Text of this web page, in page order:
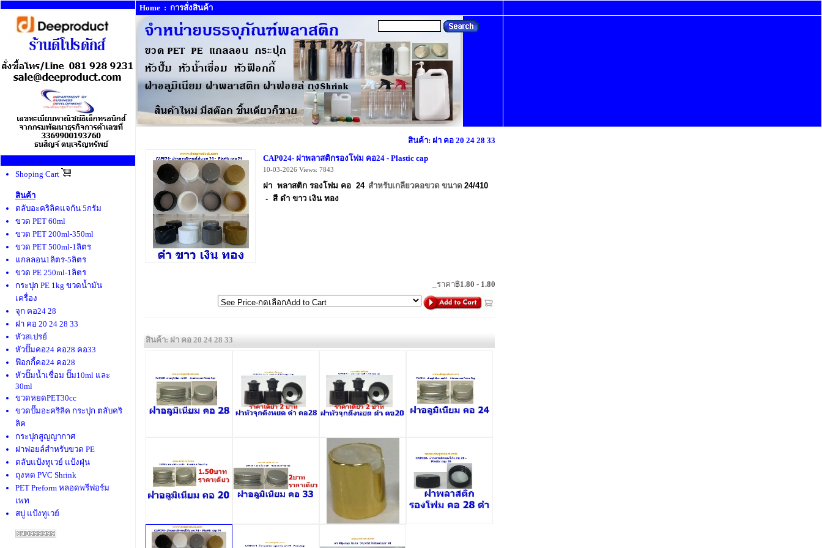
Shoping Cart
สินค้า
ตลับอะคริลิคแจกัน 5กรัม
ขวด PET 60ml
ขวด PET 200ml-350ml
ขวด PET 500ml-1ลิตร
แกลลอน1ลิตร-5ลิตร
ขวด PE 250ml-1ลิตร
กระปุก PE 1kg ขวดน้ำมัน
เครื่อง
จุก คอ24 28
ฝา คอ 20 24 28 33
หัวสเปรย์
หัวปั๊มคอ24 คอ28 คอ33
ฟ๊อกกี้คอ24 คอ28
หัวปั๊มน้ำเชื่อม ปั๊ม10ml และ
30ml
ขวดหยดPET30cc
ขวดปั๊มอะคริลิค กระปุก ตลับคริ
ลิค
กระปุกสูญญากาศ
ฝาฟอยล์สำหรับขวด PE
ตลับแป้งทูเวย์ แป้งฝุ่น
ถุงหด PVC Shrink
PET Preform หลอดพรีฟอร์ม
เพท
สบู่ แป้งทูเวย์
Home : การสั่งสินค้า
สินค้า: ฝา คอ 20 24 28 33
CAP024- ฝาพลาสติกรองโฟม คอ24 - Plastic cap
10-03-2026 Views: 7843
ฝา พลาสติก รองโฟม คอ 24สำหรับเกลียวคอขวด ขนาด 24/410
- สี ดำ ขาว เงิน ทอง
_ราคา฿1.80 - 1.80
สินค้า: ฝา คอ 20 24 28 33